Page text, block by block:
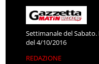
Settimanale del
del 4/10/2016
REDAZIONE